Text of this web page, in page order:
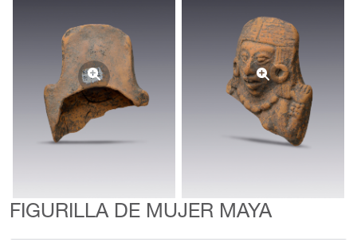
FIGURILLA DE MUJER MAYA